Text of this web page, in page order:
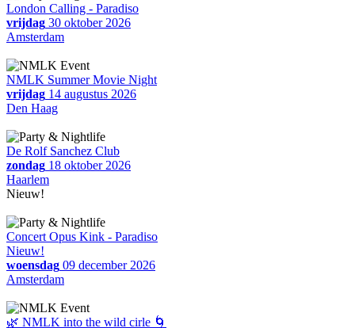
London Calling - Paradiso
vrijdag 30 oktober 2026
Amsterdam
NMLK Summer Movie Night
vrijdag 14 augustus 2026
Den Haag
De Rolf Sanchez Club
zondag 18 oktober 2026
Haarlem
Nieuw!
Concert Opus Kink - Paradiso
Nieuw!
woensdag 09 december 2026
Amsterdam
🌿 NMLK into the wild cirle 🌀